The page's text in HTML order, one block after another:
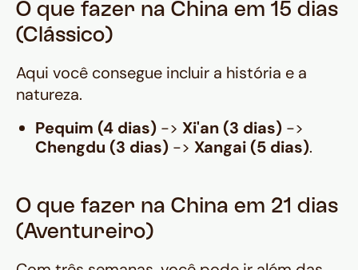
O que fazer na China em 15 dias
(Clássico)
Aqui você consegue incluir a história e a
natureza.
Pequim (4 dias) -> Xi'an (3 dias) ->
Chengdu (3 dias) -> Xangai (5 dias).
O que fazer na China em 21 dias
(Aventureiro)